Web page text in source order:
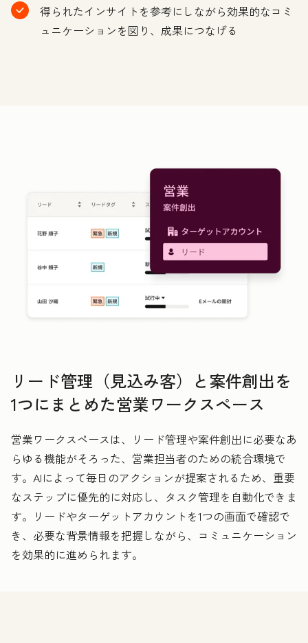
得られたインサイトを参考にしながら効果的なコミ
ュニケーションを図り、成果につなげる
リード管理（見込み客）と案件創出を
1つにまとめた営業ワークスペース
営業ワークスペースは、リード管理や案件創出に必要なあ
らゆる機能がそろった、営業担当者のための統合環境で
す。AIによって毎日のアクションが提案されるため、重要
なステップに優先的に対応し、タスク管理を自動化できま
す。リードやターゲットアカウントを1つの画面で確認で
き、必要な背景情報を把握しながら、コミュニケーション
を効果的に進められます。